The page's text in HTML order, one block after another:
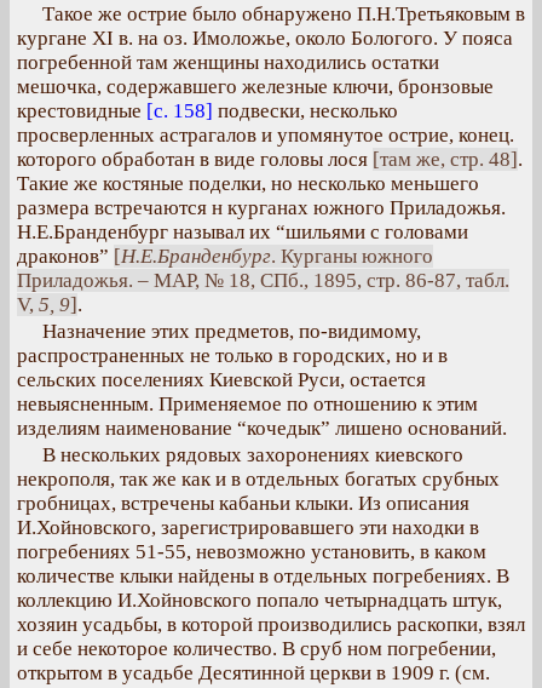
Такое же острие было обнаружено П.Н.Третьяковым в
кургане XI в. на оз. Имоложье, около Бологого. У пояса
погребенной там женщины находились остатки
мешочка, содержавшего железные ключи, бронзовые
крестовидные [с. 158] подвески, несколько
просверленных астрагалов и упомянутое острие, конец.
которого обработан в виде головы лося [там же, стр. 48].
Такие же костяные поделки, но несколько меньшего
размера встречаются н курганах южного Приладожья.
Н.Е.Бранденбург называл их “шильями с головами
драконов” [Н.Е.Бранденбург. Курганы южного
Приладожья. – MAP, № 18, СПб., 1895, стр. 86-87, табл.
V, 5, 9].
Назначение этих предметов, по-видимому,
распространенных не только в городских, но и в
сельских поселениях Киевской Руси, остается
невыясненным. Применяемое по отношению к этим
изделиям наименование “кочедык” лишено оснований.
В нескольких рядовых захоронениях киевского
некрополя, так же как и в отдельных богатых срубных
гробницах, встречены кабаньи клыки. Из описания
И.Хойновского, зарегистрировавшего эти находки в
погребениях 51-55, невозможно установить, в каком
количестве клыки найдены в отдельных погребениях. В
коллекцию И.Хойновского попало четырнадцать штук,
хозяин усадьбы, в которой производились раскопки, взял
и себе некоторое количество. В сруб ном погребении,
открытом в усадьбе Десятинной церкви в 1909 г. (см.